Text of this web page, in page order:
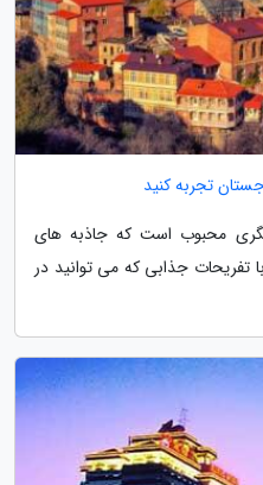
تجربه کنید
محبوب است که جاذبه های
تفریحات جذابی که می توانید در